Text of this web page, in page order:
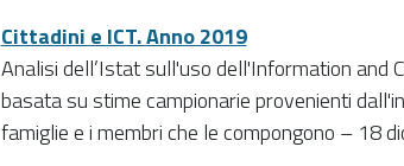
Cittadini e ICT. Anno 2019
Analisi dell’Istat sull'uso dell'Information and
basata su stime campionarie provenienti
famiglie e i membri che le compongono – 18